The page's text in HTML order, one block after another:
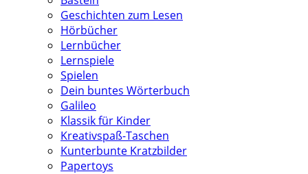
Geschichten zum Lesen
Hörbücher
Lernbücher
Lernspiele
Spielen
Dein buntes Wörterbuch
Galileo
Klassik für Kinder
Kreativspaß-Taschen
Kunterbunte Kratzbilder
Papertoys